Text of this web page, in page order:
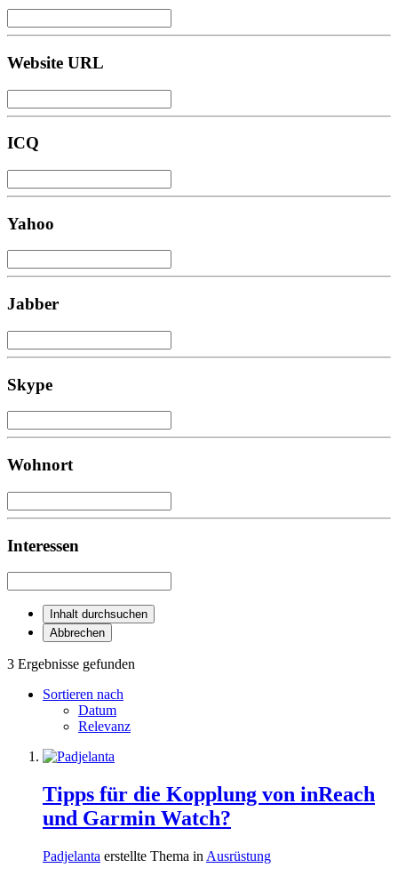
Website URL
ICQ
Yahoo
Jabber
Skype
Wohnort
Interessen
Inhalt durchsuchen
Abbrechen
3 Ergebnisse gefunden
Sortieren nach
Datum
Relevanz
Tipps für die Kopplung von inReach
und Garmin Watch?
Padjelanta erstellte Thema in Ausrüstung